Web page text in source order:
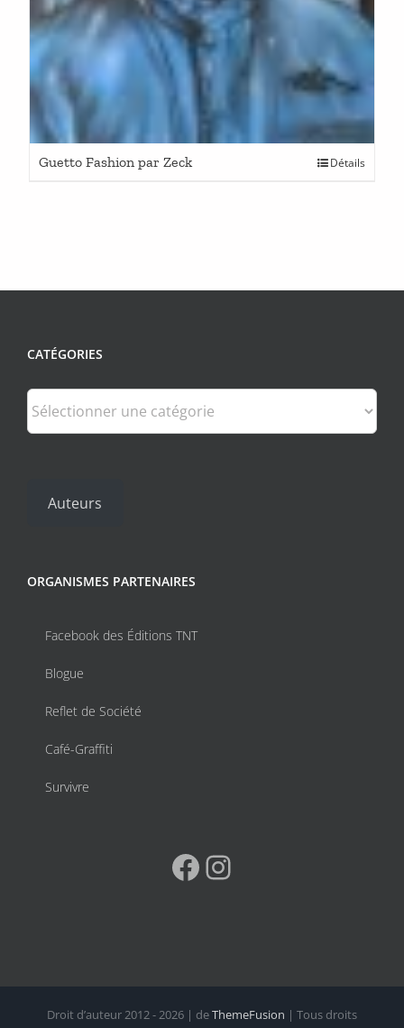
Guetto Fashion par Zeck Détails
CATÉGORIES
Catégories
Auteurs
ORGANISMES PARTENAIRES
Facebook des Éditions TNT
Blogue
Reflet de Société
Café-Graffiti
Survivre
Facebook
Droit d’auteur 2012 - 2026 | deThemeFusion | Tous droits